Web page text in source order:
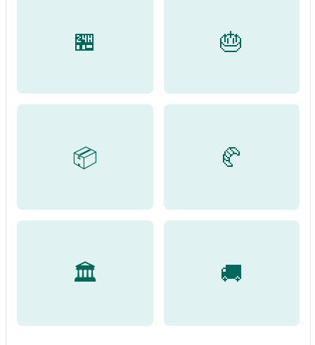
🏪 🎂
📦 🥐
🏛️ 🚚